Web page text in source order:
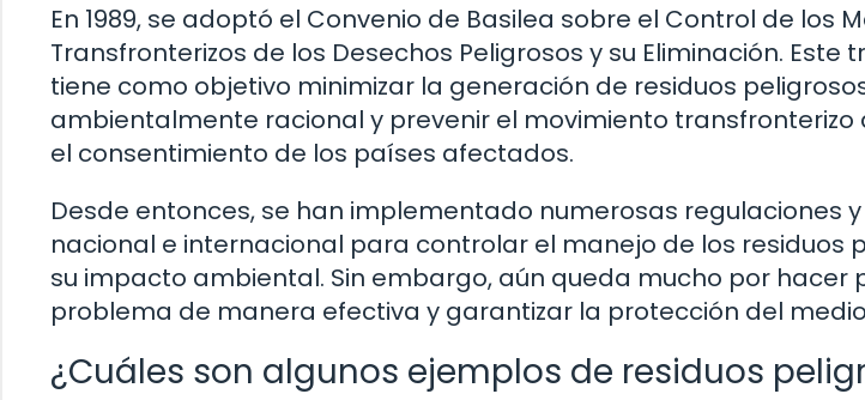
En 1989, se adoptó el Convenio de Basilea sobre el Control de los
Transfronterizos de los Desechos Peligrosos y su Eliminación.
tiene como objetivo minimizar la generación de residuos
ambientalmente racional y prevenir el movimiento transfronterizo
el consentimiento de los países afectados.
Desde entonces, se han implementado numerosas regulaciones
nacional e internacional para controlar el manejo de los residuos
su impacto ambiental. Sin embargo, aún queda mucho por hacer
problema de manera efectiva y garantizar la protección del
¿Cuáles son algunos ejemplos de residuos